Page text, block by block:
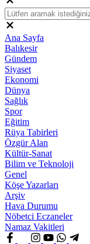
Ana Sayfa
Balıkesir
Gündem
Siyaset
Ekonomi
Dünya
Sağlık
Spor
Eğitim
Rüya Tabirleri
Özgür Alan
Kültür-Sanat
Bilim ve Teknoloji
Genel
Köşe Yazarları
Arşiv
Hava Durumu
Nöbetci Eczaneler
Namaz Vakitleri